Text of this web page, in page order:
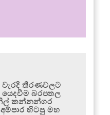
වැරදි තීරණවලට
බරපතල
කන්නන්ගර
හිටපු මහ